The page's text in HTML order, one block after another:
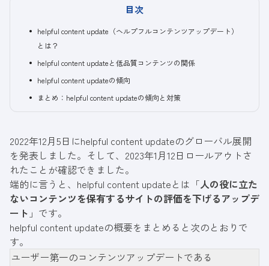
目次
helpful content update（ヘルプフルコンテンツアップデート）
とは？
helpful content updateと低品質コンテンツの関係
helpful content updateの傾向
まとめ：helpful content updateの傾向と対策
2022年12月5日にhelpful content updateのグローバル展開
を発表しました。そして、2023年1月12日ロールアウトさ
れたことが確認できました。
端的に言うと、helpful content updateとは「人の役に立た
ないコンテンツを保有するサイトの評価を下げるアップデ
ート 」です。
helpful content updateの概要をまとめると次のとおりで
す。
ユーザー第一のコンテンツアップデートである